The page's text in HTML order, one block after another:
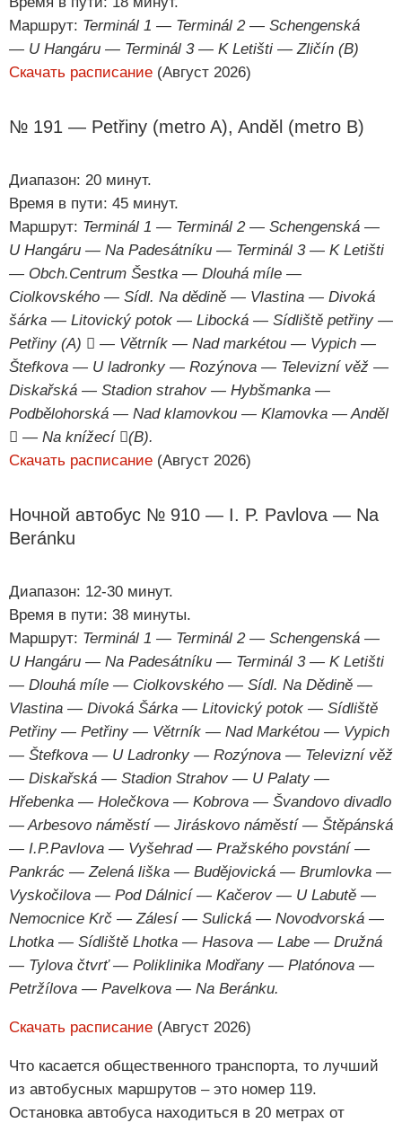
Маршрут: Terminál 1 — Terminál 2 — Schengenská
— U Hangáru — Terminál 3 — K Letišti — Zličín (B)
Скачать расписание (Август 2026)
№ 191 — Petřiny (metro A), Anděl (metro B)
Диапазон: 20 минут.
Время в пути: 45 минут.
Маршрут: Terminál 1 — Terminál 2 — Schengenská —
U Hangáru — Na Padesátníku — Terminál 3 — K Letišti
— Obch.Centrum Šestka — Dlouhá míle —
Ciolkovského — Sídl. Na dědině — Vlastina — Divoká
šárka — Litovický potok — Libocká — Sídliště petřiny —
Petřiny (A)  — Větrník — Nad markétou — Vypich —
Štefkova — U ladronky — Rozýnova — Televizní věž —
Diskařská — Stadion strahov — Hybšmanka —
Podbělohorská — Nad klamovkou — Klamovka — Anděl
 — Na knížecí (B).
Скачать расписание (Август 2026)
Ночной автобус № 910 — I. P. Pavlova — Na
Beránku
Диапазон: 12-30 минут.
Время в пути: 38 минуты.
Маршрут: Terminál 1 — Terminál 2 — Schengenská —
U Hangáru — Na Padesátníku — Terminál 3 — K Letišti
— Dlouhá míle — Ciolkovského — Sídl. Na Dědině —
Vlastina — Divoká Šárka — Litovický potok — Sídliště
Petřiny — Petřiny — Větrník — Nad Markétou — Vypich
— Štefkova — U Ladronky — Rozýnova — Televizní věž
— Diskařská — Stadion Strahov — U Palaty —
Hřebenka — Holečkova — Kobrova — Švandovo divadlo
— Arbesovo náměstí — Jiráskovo náměstí — Štěpánská
— I.P.Pavlova — Vyšehrad — Pražského povstání —
Pankrác — Zelená liška — Budějovická — Brumlovka —
Vyskočilova — Pod Dálnicí — Kačerov — U Labutě —
Nemocnice Krč — Zálesí — Sulická — Novodvorská —
Lhotka — Sídliště Lhotka — Hasova — Labe — Družná
— Tylova čtvrť — Poliklinika Modřany — Platónova —
Petržílova — Pavelkova — Na Beránku.
Скачать расписание (Август 2026)
Что касается общественного транспорта, то лучший
из автобусных маршрутов – это номер 119.
Остановка автобуса находиться в 20 метрах от